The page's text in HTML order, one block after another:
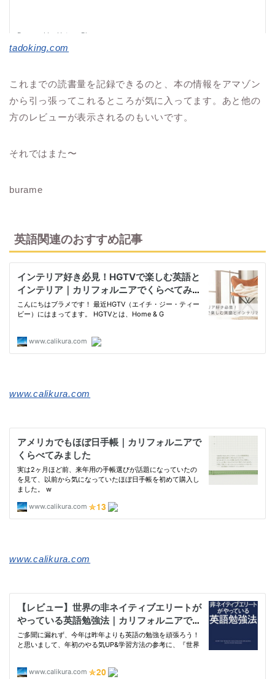
tadoking.com
これまでの読書量を記録できるのと、本の情報をアマゾン
から引っ張ってこれるところが気に入ってます。あと他の
方のレビューが表示されるのもいいです。
それではまた〜
burame
英語関連のおすすめ記事
www.calikura.com
www.calikura.com